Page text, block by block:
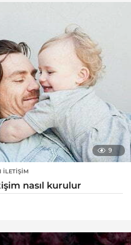
9
ILETIŞIM
nasıl kurulur